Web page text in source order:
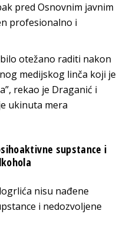
pred Osnovnim javnim
profesionalno i
otežano raditi nakon
medijskog linča koji je
rekao je Draganić i
ukinuta mera
supstance i
nisu nađene
i nedozvoljene